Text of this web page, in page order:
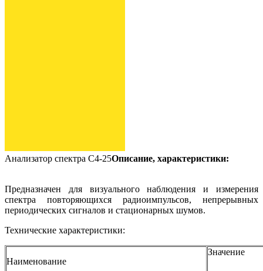
Анализатор спектра С4-25Описание, характеристики:
Предназначен для визуального наблюдения и измерения
спектра повторяющихся радиоимпульсов, непрерывных
периодических сигналов и стационарных шумов.
Технические характеристики:
Наименование
Значение